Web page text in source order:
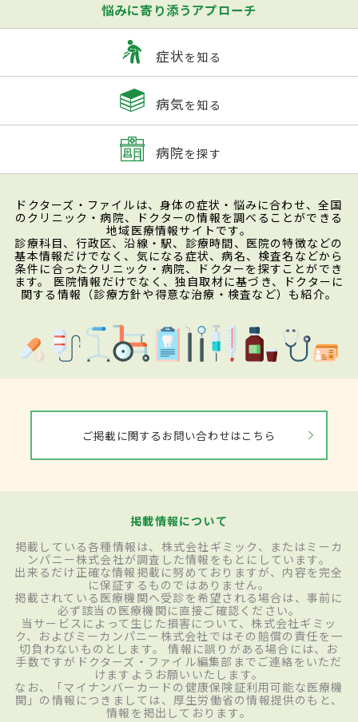
悩みに寄り添うアプローチ
症状を知る
病気を知る
病院を探す
ドクターズ・ファイルは、身体の症状・悩みに合わせ、全国
のクリニック・病院、ドクターの情報を調べることができる
地域医療情報サイトです。
診療科目、行政区、沿線・駅、診療時間、医院の特徴などの
基本情報だけでなく、気になる症状、病名、検査名などから
条件に合ったクリニック・病院、ドクターを探すことができ
ます。 医院情報だけでなく、独自取材に基づき、ドクターに
関する情報（診療方針や得意な治療・検査など）も紹介。
ご掲載に関するお問い合わせはこちら
掲載情報について
掲載している各種情報は、株式会社ギミック、またはミーカ
ンパニー株式会社が調査した情報をもとにしています。
出来るだけ正確な情報掲載に努めておりますが、内容を完全
に保証するものではありません。
掲載されている医療機関へ受診を希望される場合は、事前に
必ず該当の医療機関に直接ご確認ください。
当サービスによって生じた損害について、株式会社ギミッ
ク、およびミーカンパニー株式会社ではその賠償の責任を一
切負わないものとします。 情報に誤りがある場合には、お
手数ですがドクターズ・ファイル編集部までご連絡をいただ
けますようお願いいたします。
なお、「マイナンバーカードの健康保険証利用可能な医療機
関」の情報につきましては、厚生労働省の情報提供のもと、
情報を掲出しております。